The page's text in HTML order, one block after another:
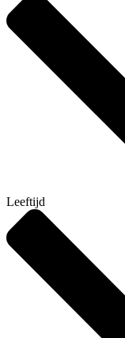
Leeftijd